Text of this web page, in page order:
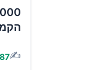
✍️